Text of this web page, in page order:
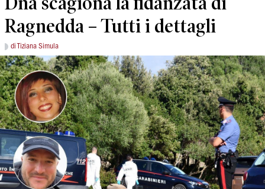
Ragnedda – Tutti i dettagli
di Tiziana Simula